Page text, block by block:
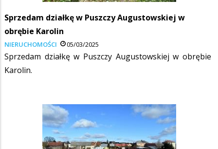
Sprzedam działkę w Puszczy Augustowskiej w
obrębie Karolin
NIERUCHOMOŚCI 05/03/2025
Sprzedam działkę w Puszczy Augustowskiej w obrębie
Karolin.